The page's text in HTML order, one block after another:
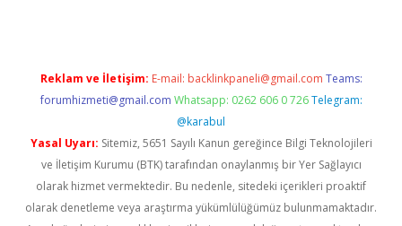
Reklam ve İletişim: E-mail: backlinkpaneli@gmail.com Teams:
forumhizmeti@gmail.com Whatsapp: 0262 606 0 726 Telegram:
@karabul
Yasal Uyarı: Sitemiz, 5651 Sayılı Kanun gereğince Bilgi Teknolojileri
ve İletişim Kurumu (BTK) tarafından onaylanmış bir Yer Sağlayıcı
olarak hizmet vermektedir. Bu nedenle, sitedeki içerikleri proaktif
olarak denetleme veya araştırma yükümlülüğümüz bulunmamaktadır.